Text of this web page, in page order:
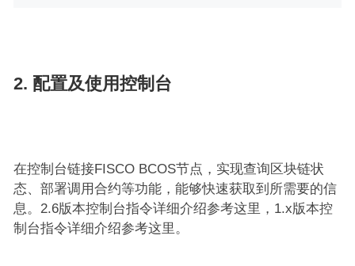
2. 配置及使用控制台
在控制台链接FISCO BCOS节点，实现查询区块链状
态、部署调用合约等功能，能够快速获取到所需要的信
息。2.6版本控制台指令详细介绍参考这里，1.x版本控
制台指令详细介绍参考这里。